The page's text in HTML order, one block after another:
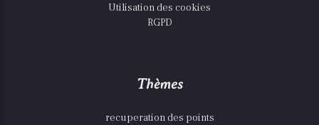
Utilisation des cookies
RGPD
Thèmes
recuperation des points